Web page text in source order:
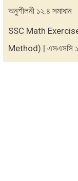
অনুশীলনী ১২.৪ সমাধান
SSC Math
Method) | এসএসসি